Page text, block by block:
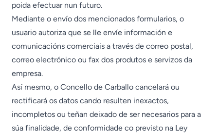
poida efectuar nun futuro.
Mediante o envío dos mencionados formularios, o
usuario autoriza que se lle envíe información e
comunicacións comerciais a través de correo postal,
correo electrónico ou fax dos produtos e servizos da
empresa.
Así mesmo, o Concello de Carballo cancelará ou
rectificará os datos cando resulten inexactos,
incompletos ou teñan deixado de ser necesarios para a
súa finalidade, de conformidade co previsto na Ley